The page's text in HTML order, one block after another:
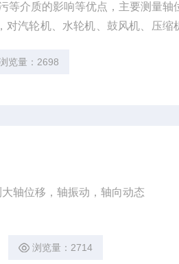
等介质的影响等优点，主要测量轴
对汽轮机、水轮机、鼓风机、压缩
览量：2698
轴位移，轴振动，轴向动态
浏览量：2714